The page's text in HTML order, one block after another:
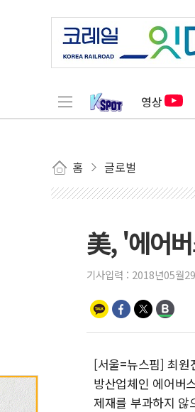
영상
홈 글로벌
美, '에어
기사입력 : 2018년05월
[서울=뉴스핌] 최원
방산업체인 에어버
제재를 부과하지 않